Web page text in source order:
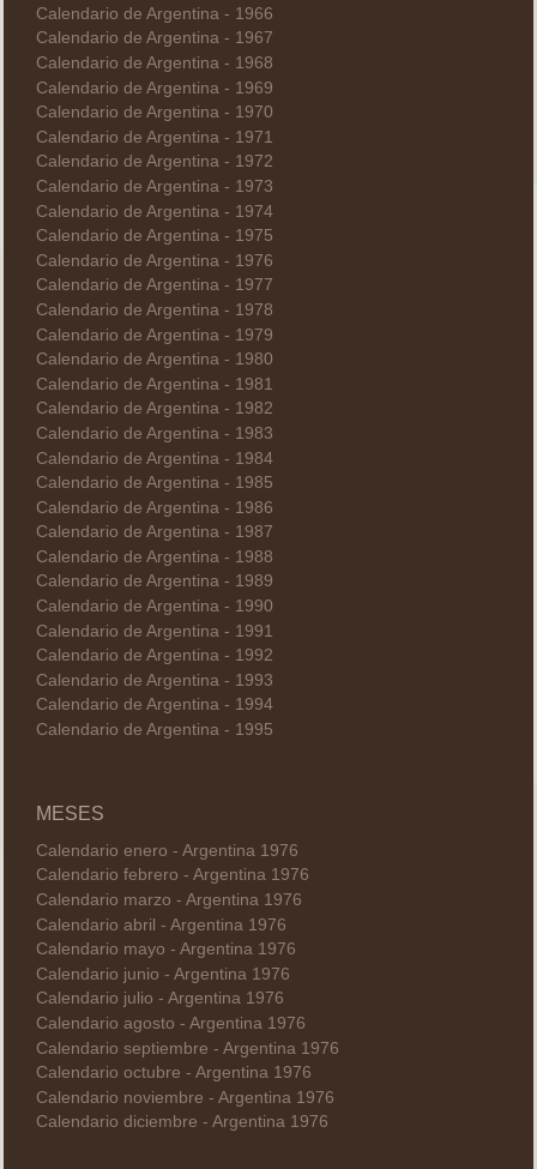
Calendario de Argentina - 1966
Calendario de Argentina - 1967
Calendario de Argentina - 1968
Calendario de Argentina - 1969
Calendario de Argentina - 1970
Calendario de Argentina - 1971
Calendario de Argentina - 1972
Calendario de Argentina - 1973
Calendario de Argentina - 1974
Calendario de Argentina - 1975
Calendario de Argentina - 1976
Calendario de Argentina - 1977
Calendario de Argentina - 1978
Calendario de Argentina - 1979
Calendario de Argentina - 1980
Calendario de Argentina - 1981
Calendario de Argentina - 1982
Calendario de Argentina - 1983
Calendario de Argentina - 1984
Calendario de Argentina - 1985
Calendario de Argentina - 1986
Calendario de Argentina - 1987
Calendario de Argentina - 1988
Calendario de Argentina - 1989
Calendario de Argentina - 1990
Calendario de Argentina - 1991
Calendario de Argentina - 1992
Calendario de Argentina - 1993
Calendario de Argentina - 1994
Calendario de Argentina - 1995
MESES
Calendario enero - Argentina 1976
Calendario febrero - Argentina 1976
Calendario marzo - Argentina 1976
Calendario abril - Argentina 1976
Calendario mayo - Argentina 1976
Calendario junio - Argentina 1976
Calendario julio - Argentina 1976
Calendario agosto - Argentina 1976
Calendario septiembre - Argentina 1976
Calendario octubre - Argentina 1976
Calendario noviembre - Argentina 1976
Calendario diciembre - Argentina 1976